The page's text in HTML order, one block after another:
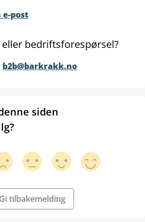
e-post
bedriftsforespørsel?
b2b@barkrakk.no
siden
Gi tilbakemelding